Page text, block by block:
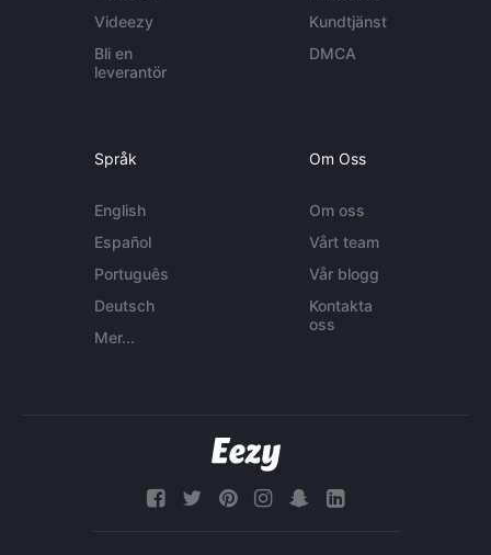
Videezy
Bli en
leverantör
Kundtjänst
DMCA
Språk
English
Español
Português
Deutsch
Mer...
Om Oss
Om oss
Vårt team
Vår blogg
Kontakta
oss